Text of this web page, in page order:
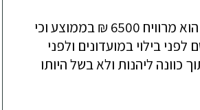
הנאשם הוכיח כי הוא מרוויח 6500 ₪ בממוצע וכי
בילוי במועדונים ולפני
כוונה ליהנות ולא בשל היותו